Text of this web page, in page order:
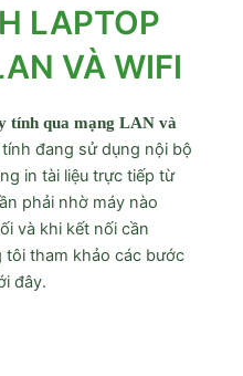
LAPTOP
VÀ WIFI
tính qua mạng LAN và
đang sử dụng nội bộ
in tài liệu trực tiếp từ
phải nhờ máy nào
và khi kết nối cần
tôi tham khảo các bước
đây.